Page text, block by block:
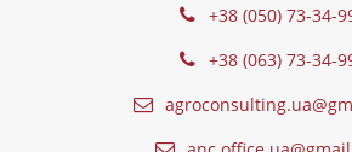
+38 (050) 73-34-
+38 (063) 73-34-